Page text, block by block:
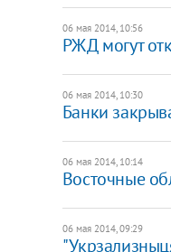
06 мая 2014, 10:56
РЖД могут
06 мая 2014, 10:30
Банки
06 мая 2014, 10:14
Восточные
06 мая 2014, 09:29